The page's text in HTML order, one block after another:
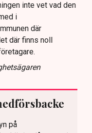
inte vet vad den
i
där
där finns noll
på